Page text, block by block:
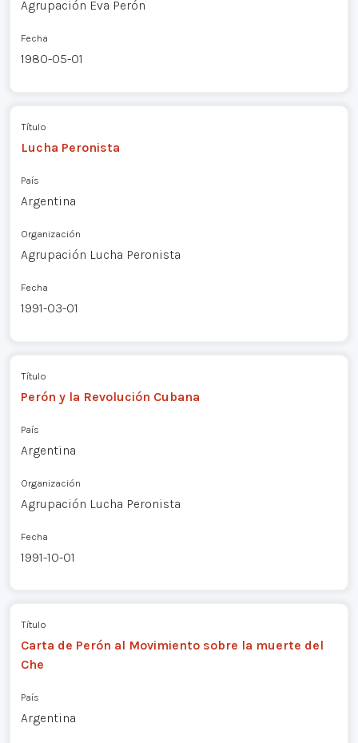
Agrupación Eva Perón
Fecha
1980-05-01
Título
Lucha Peronista
País
Argentina
Organización
Agrupación Lucha Peronista
Fecha
1991-03-01
Título
Perón y la Revolución Cubana
País
Argentina
Organización
Agrupación Lucha Peronista
Fecha
1991-10-01
Título
Carta de Perón al Movimiento sobre la muerte del
Che
País
Argentina